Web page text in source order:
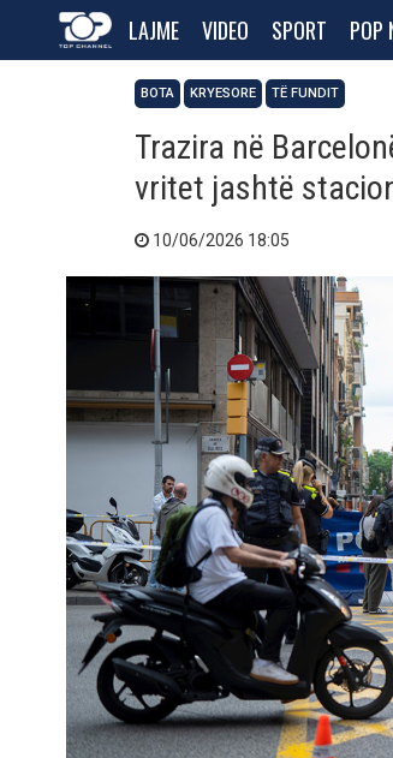
LAJME VIDEO SPORT POP
BOTA KRYESORE TË FUNDIT
Trazira në
vritet jashtë
10/06/2026 18:05